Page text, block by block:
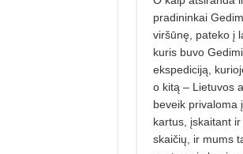
pradininkai
viršūnę, pateko į
kuris buvo
ekspediciją,
o kitą – Lietuvos
beveik privaloma
kartus, įskaitant
skaičių, ir mums